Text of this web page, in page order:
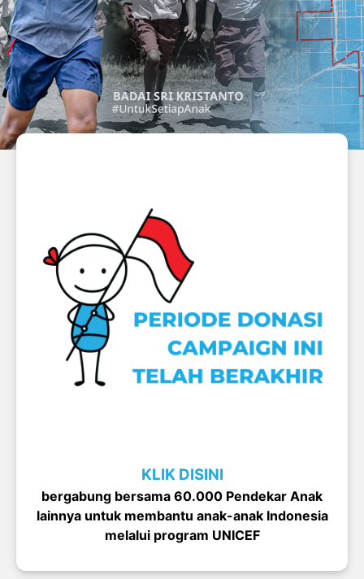
KLIK DISINI
bergabung bersama 60.000 Pendekar Anak
lainnya untuk membantu anak-anak Indonesia
melalui program UNICEF